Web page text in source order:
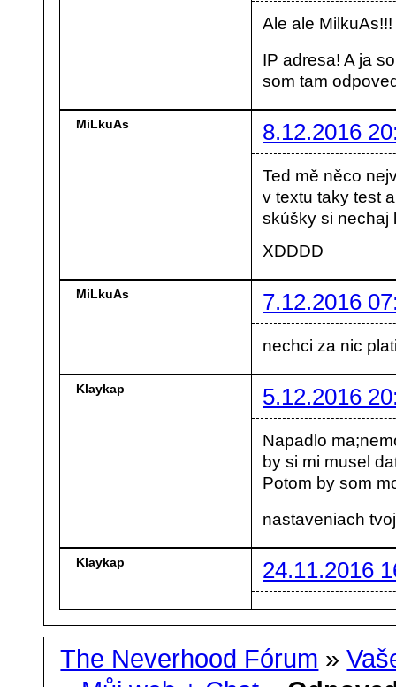
Ale ale
IP adresa! A ja
som tam
MiLkuAs 8.12.2016
Ted mě něco
v textu taky test
skúšky si nechaj
XDDDD
MiLkuAs 7.12.2016
nechci za nic
Klaykap 5.12.2016
Napadlo
by si mi musel
Potom by som
nastaveniach
Klaykap 24.11.2016
The Neverhood Fórum »